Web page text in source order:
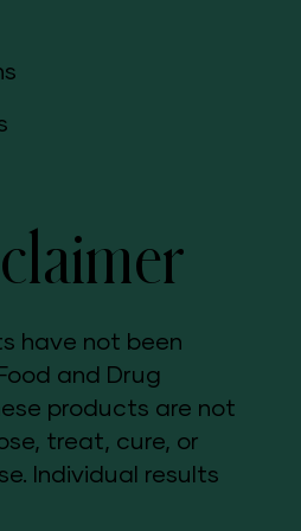
have not been
and Drug
products are not
treat, cure, or
Individual results